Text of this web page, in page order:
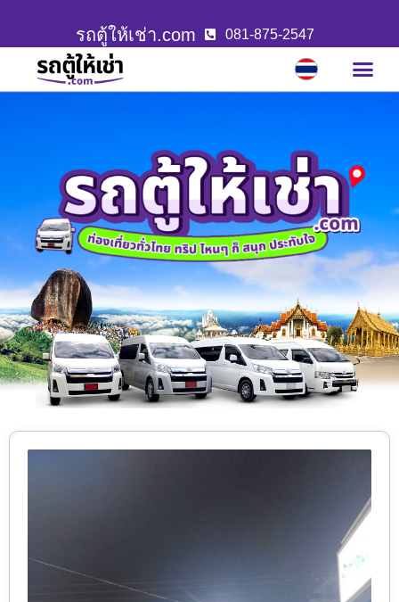
รถตู้ให้เช่า.com 081-875-2547